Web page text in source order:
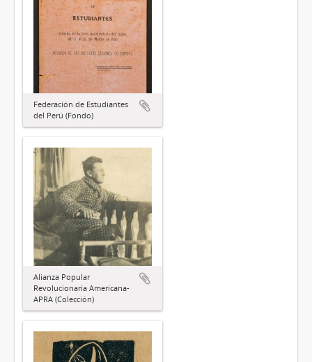
Federación de Estudiantes
del Perú (Fondo)
Alianza Popular
Revolucionaria Americana-
APRA (Colección)